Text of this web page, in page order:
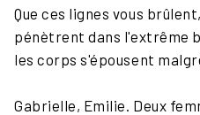
Que ces lignes vous
pénètrent dans l'extrême
les corps s'épousent
Gabrielle, Emilie. Deux